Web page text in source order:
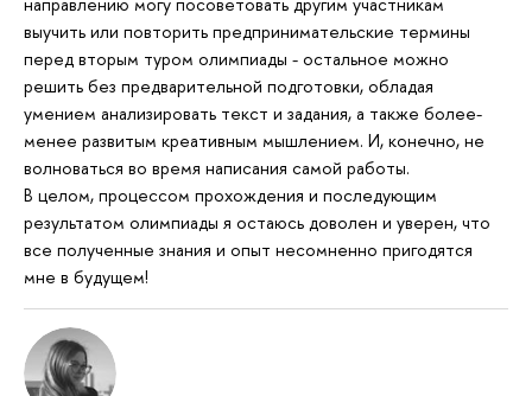
выучить или повторить предпринимательские термины
перед вторым туром олимпиады - остальное можно
решить без предварительной подготовки, обладая
умением анализировать текст и задания, а также более-
менее развитым креативным мышлением. И, конечно, не
волноваться во время написания самой работы.
В целом, процессом прохождения и последующим
результатом олимпиады я остаюсь доволен и уверен, что
все полученные знания и опыт несомненно пригодятся
мне в будущем!